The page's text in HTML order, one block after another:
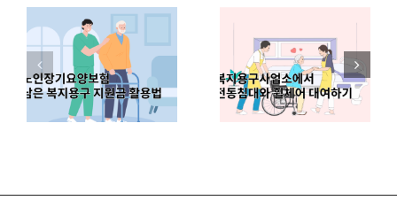
복지용구사
업소에서 전
동침대와 휠
체어 대여하
접이식 지팡
이와 네발 지
팡이 비교